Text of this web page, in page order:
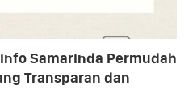
Samarinda Permudah
Transparan dan